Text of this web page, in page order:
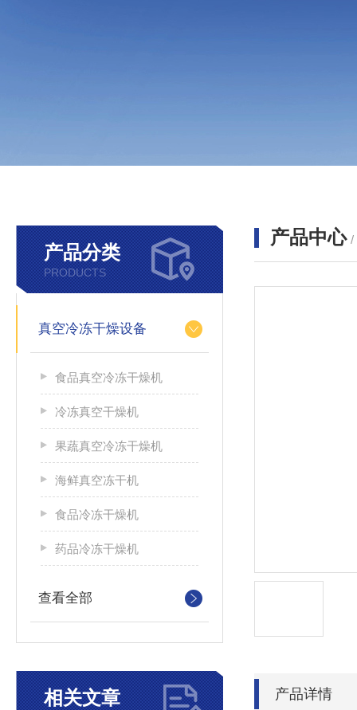
产品分类
PRODUCTS
真空冷冻干燥设备
食品真空冷冻干燥机
冷冻真空干燥机
果蔬真空冷冻干燥机
海鲜真空冻干机
食品冷冻干燥机
药品冷冻干燥机
查看全部
相关文章
产品中心 /
产品详情